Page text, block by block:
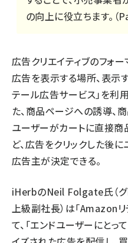
の向上に役立ちます。（
広告クリエイティブのフォー
広告を表示する場所、表示
テール広告サービス」を利
た、商品ページへの誘導、商
ユーザーがカートに直接商
ど、広告をクリックした後
広告主が決定できる。
iHerbのNeil Folgate氏（グ
上級副社長）は「Amazon
て、「エンドユーザーにと